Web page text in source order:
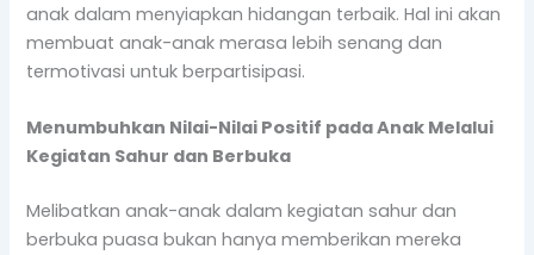
anak dalam menyiapkan hidangan terbaik. Hal ini akan
membuat anak-anak merasa lebih senang dan
termotivasi untuk berpartisipasi.
Menumbuhkan Nilai-Nilai Positif pada Anak Melalui
Kegiatan Sahur dan Berbuka
Melibatkan anak-anak dalam kegiatan sahur dan
berbuka puasa bukan hanya memberikan mereka